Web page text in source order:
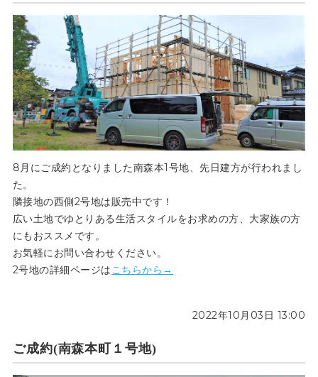
8月にご成約となりました南森本1号地、先日建方が行われまし
た。
隣接地の西側2号地は販売中です！
広い土地でゆとりある生活スタイルをお求めの方、大家族の方
にもおススメです。
お気軽にお問い合わせください。
2号地の詳細ページはこちらから→
2022年10月03日 13:00
ご成約(南森本町１号地)